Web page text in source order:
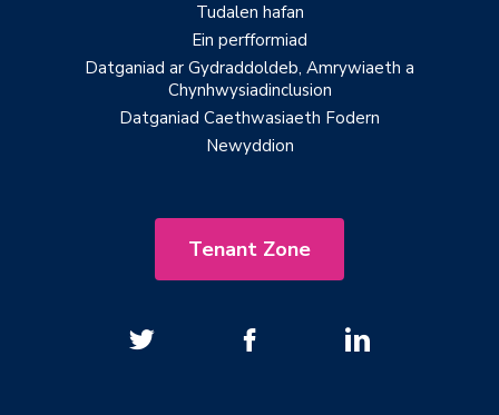
Tudalen hafan
Ein perfformiad
Datganiad ar Gydraddoldeb, Amrywiaeth a
Chynhwysiadinclusion
Datganiad Caethwasiaeth Fodern
Newyddion
Tenant Zone